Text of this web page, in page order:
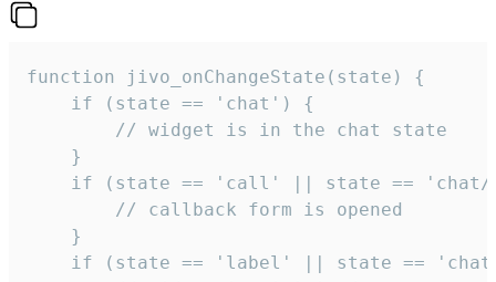
function jivo_onChangeState(state) {
    if (state == 'chat') {
        // widget is in the chat state
    }
if (state == 'call' || state ==
        // callback form is opened
    }
if (state == 'label' || state ==